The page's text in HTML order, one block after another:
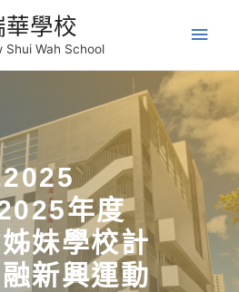
學校
Shui Wah School
年度
妹學校計
新興運動